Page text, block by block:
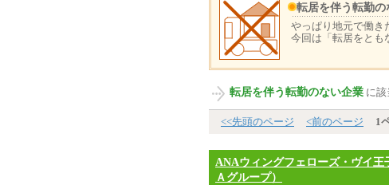
転居を伴う転勤の
やっぱり地元で働き
今回は「転居をとも
転居を伴う転勤のない企業 に
<<先頭のページ <前のページ 1
ANAウィングフェローズ・ヴイ王
Ａグループ）